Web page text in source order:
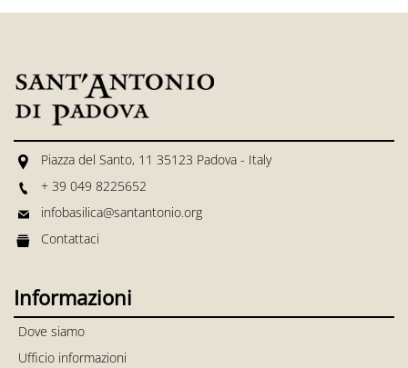
Piazza del Santo, 11 35123 Padova - Italy
+ 39 049 8225652
infobasilica@santantonio.org
Contattaci
Informazioni
Dove siamo
Ufficio informazioni